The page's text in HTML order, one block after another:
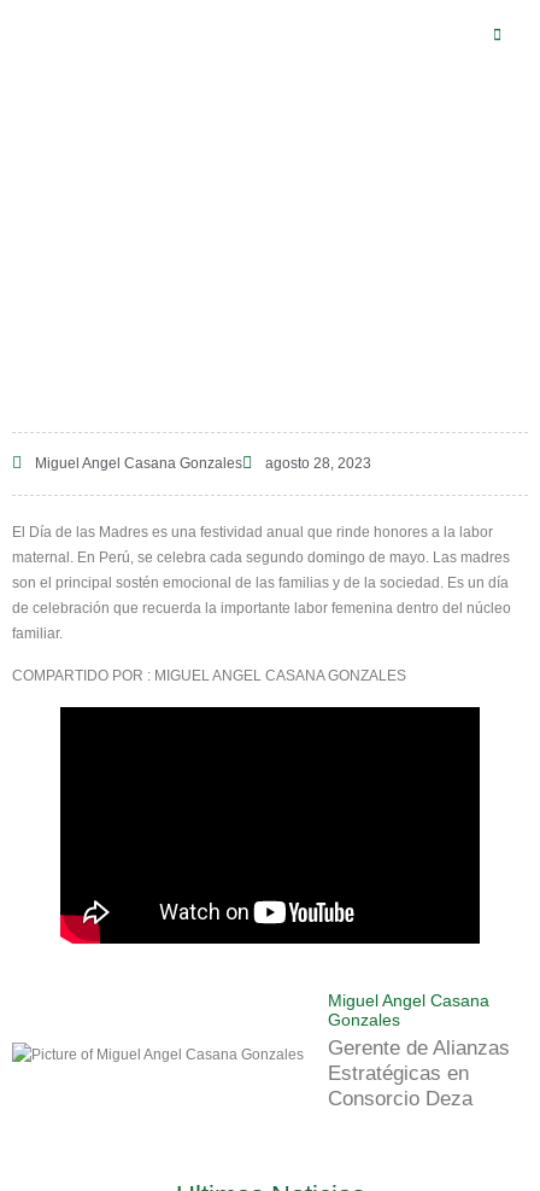
Miguel Angel Casana Gonzales agosto 28, 2023
El Día de las Madres es una festividad anual que rinde honores a la labor
maternal. En Perú, se celebra cada segundo domingo de mayo. Las madres
son el principal sostén emocional de las familias y de la sociedad. Es un día
de celebración que recuerda la importante labor femenina dentro del núcleo
familiar.
COMPARTIDO POR : MIGUEL ANGEL CASANA GONZALES
Miguel Angel Casana
Gonzales
Gerente de Alianzas
Estratégicas en
Consorcio Deza